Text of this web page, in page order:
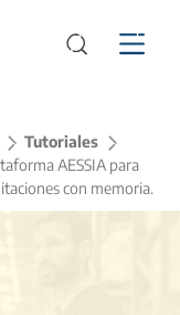
> Tutoriales >
AESSIA para
con memoria.